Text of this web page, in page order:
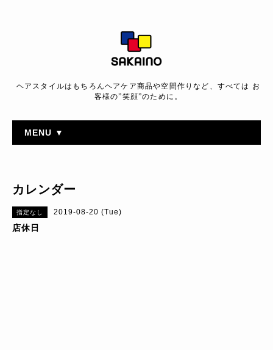
ヘアスタイルはもちろんヘアケア商品や空間作りなど、すべては お
客様の”笑顔”のために。
MENU ▼
カレンダー
指定なし 2019-08-20 (Tue)
店休日